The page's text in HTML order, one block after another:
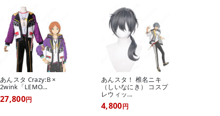
あんスタ Crazy:B ×
2wink「LEMO...
27,800円
あんスタ！ 椎名ニキ
（しいなにき） コスプ
レウィッ...
4,800円